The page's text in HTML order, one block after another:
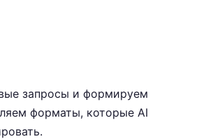
запросы и формируем
форматы, которые AI